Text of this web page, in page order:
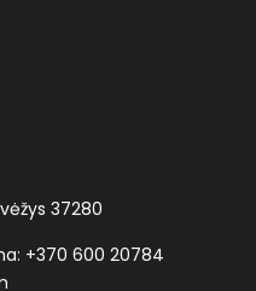
37280
+370 600 20784